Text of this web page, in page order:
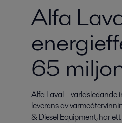
Alfa
65
Alfa Laval – världsledande
leverans av
& Diesel Equipment, har